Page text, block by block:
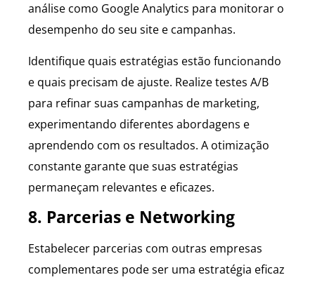
análise como Google Analytics para monitorar o
desempenho do seu site e campanhas.
Identifique quais estratégias estão funcionando
e quais precisam de ajuste. Realize testes A/B
para refinar suas campanhas de marketing,
experimentando diferentes abordagens e
aprendendo com os resultados. A otimização
constante garante que suas estratégias
permaneçam relevantes e eficazes.
8. Parcerias e Networking
Estabelecer parcerias com outras empresas
complementares pode ser uma estratégia eficaz